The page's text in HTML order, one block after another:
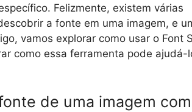
Felizmente, existem várias
a fonte em uma imagem, e
vamos explorar como usar o Font
como essa ferramenta pode ajudá-
de uma imagem com